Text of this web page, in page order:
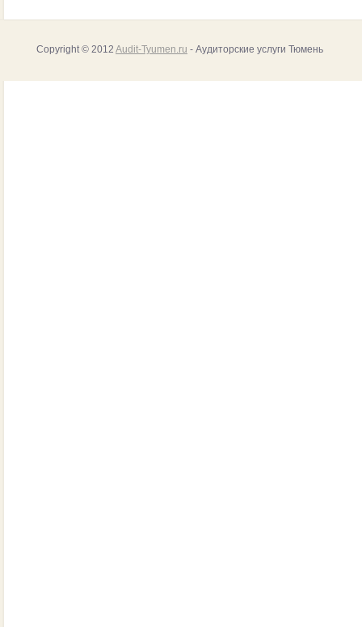
Copyright © 2012 Audit-Tyumen.ru - Аудиторские услуги Тюмень